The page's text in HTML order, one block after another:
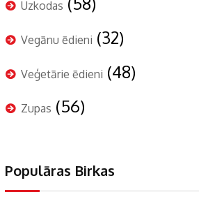
Uzkodas
Vegānu ēdieni (32)
Veģetārie ēdieni (48)
Zupas (56)
Populāras Birkas